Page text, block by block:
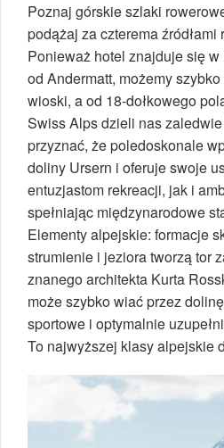
Poznaj górskie szlaki
podążaj za czterema źródłami
Ponieważ hotel znajduje się
od Andermatt, możemy
wioski, a od 18-dołkowego
Swiss Alps dzieli nas
przyznać, że poledoskonale
doliny Ursern i oferuje swoje
entuzjastom rekreacji, jak i
spełniając międzynarodowe
Elementy alpejskie: formacje
strumienie i jeziora tworzą tor
znanego architekta Kurta
może szybko wiać przez
sportowe i optymalnie
To najwyższej klasy alpejskie